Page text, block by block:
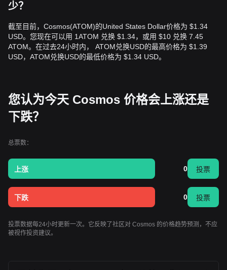
少？
截至目前，Cosmos(ATOM)的United States Dollar价格为 $1.34
USD。您现在可以用 1ATOM 兑换 $1.34，或用 $10 兑换 7.45
ATOM。在过去24小时内， ATOM兑换USD的最高价格为 $1.39
USD，ATOM兑换USD的最低价格为 $1.34 USD。
您认为今天 Cosmos 价格会上涨还是
下跌？
总票数：
上涨 0 投票
下跌 0 投票
投票数据每24小时更新一次。它反映了社区对 Cosmos 的价格趋势预测，不应
被视作投资建议。